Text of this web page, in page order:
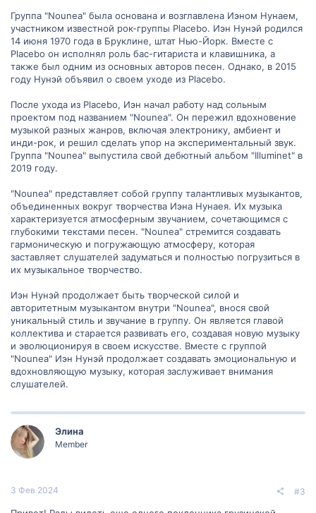
Группа "Nounea" была основана и возглавлена Иэном Нунаем,
участником известной рок-группы Placebo. Иэн Нунэй родился
14 июня 1970 года в Бруклине, штат Нью-Йорк. Вместе с
Placebo он исполнял роль бас-гитариста и клавишника, а
также был одним из основных авторов песен. Однако, в 2015
году Нунэй объявил о своем уходе из Placebo.
После ухода из Placebo, Иэн начал работу над сольным
проектом под названием "Nounea". Он пережил вдохновение
музыкой разных жанров, включая электронику, амбиент и
инди-рок, и решил сделать упор на экспериментальный звук.
Группа "Nounea" выпустила свой дебютный альбом "Illuminet" в
2019 году.
"Nounea" представляет собой группу талантливых музыкантов,
объединенных вокруг творчества Иэна Нунаея. Их музыка
характеризуется атмосферным звучанием, сочетающимся с
глубокими текстами песен. "Nounea" стремится создавать
гармоническую и погружающую атмосферу, которая
заставляет слушателей задуматься и полностью погрузиться в
их музыкальное творчество.
Иэн Нунэй продолжает быть творческой силой и
авторитетным музыкантом внутри "Nounea", внося свой
уникальный стиль и звучание в группу. Он является главой
коллектива и старается развивать его, создавая новую музыку
и эволюционируя в своем искусстве. Вместе с группой
"Nounea" Иэн Нунэй продолжает создавать эмоциональную и
вдохновляющую музыку, которая заслуживает внимания
слушателей.
Элина
Member
3 Фев 2024 #3